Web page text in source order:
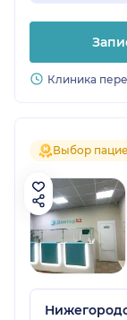
Клиника
Выбор